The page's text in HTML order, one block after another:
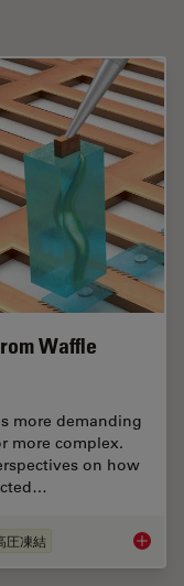
Waffle
more demanding
more complex.
on how
圧凍結 Cryo-